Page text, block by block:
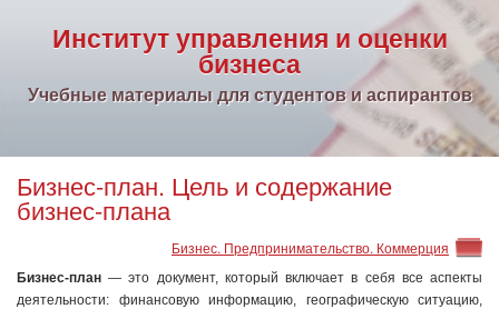
Институт управления и оценки
бизнеса
Учебные материалы для студентов и аспирантов
Бизнес-план. Цель и содержание
бизнес-плана
Бизнес. Предпринимательство. Коммерция
Бизнес-план — это документ, который включает в себя все аспекты
деятельности: финансовую информацию, географическую ситуацию,